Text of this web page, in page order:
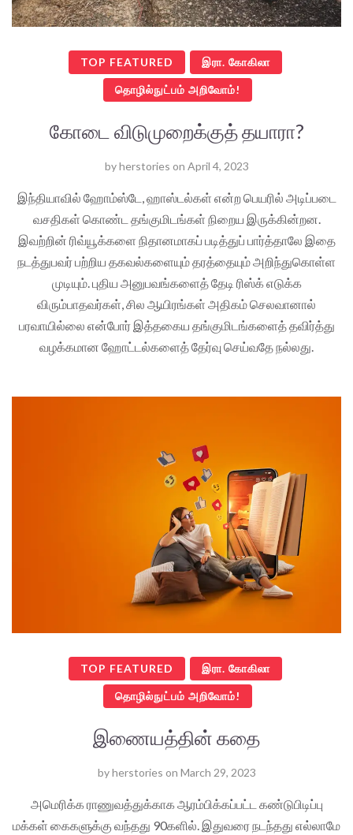
TOP FEATURED இரா. கோகிலா
தொழில்நுட்பம் அறிவோம்!
கோடை விடுமுறைக்குத் தயாரா?
byherstories on April 4, 2023
இந்தியாவில் ஹோம்ஸ்டே, ஹாஸ்டல்கள் என்ற பெயரில் அடிப்படை
வசதிகள் கொண்ட தங்குமிடங்கள் நிறைய இருக்கின்றன.
இவற்றின் ரிவ்யூக்களை நிதானமாகப் படித்துப் பார்த்தாலே இதை
நடத்துபவர் பற்றிய தகவல்களையும் தரத்தையும் அறிந்துகொள்ள
முடியும். புதிய அனுபவங்களைத் தேடி ரிஸ்க் எடுக்க
விரும்பாதவர்கள், சில ஆயிரங்கள் அதிகம் செலவானால்
பரவாயில்லை என்போர் இத்தகைய தங்குமிடங்களைத் தவிர்த்து
வழக்கமான ஹோட்டல்களைத் தேர்வு செய்வதே நல்லது.
TOP FEATURED இரா. கோகிலா
தொழில்நுட்பம் அறிவோம்!
இணையத்தின் கதை
byherstories on March 29, 2023
அமெரிக்க ராணுவத்துக்காக ஆரம்பிக்கப்பட்ட கண்டுபிடிப்பு
மக்கள் கைகளுக்கு வந்தது 90களில். இதுவரை நடந்தது எல்லாமே